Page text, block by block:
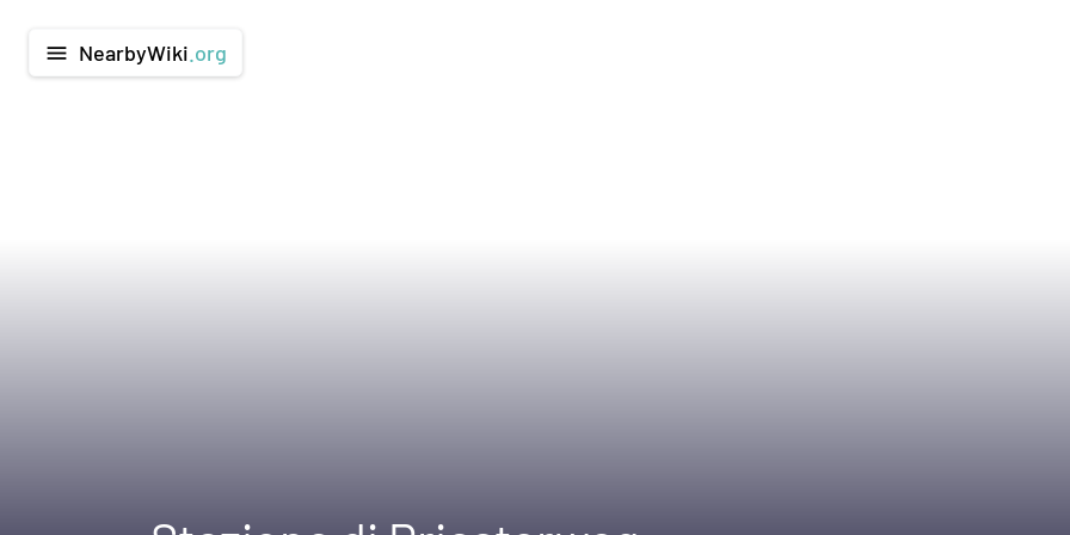
menu NearbyWiki .org